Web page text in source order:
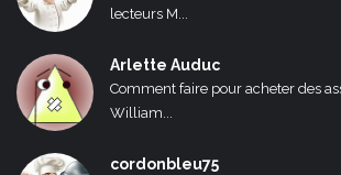
lecteurs M...
Arlette Auduc
Comment faire pour acheter des
William...
cordonbleu75